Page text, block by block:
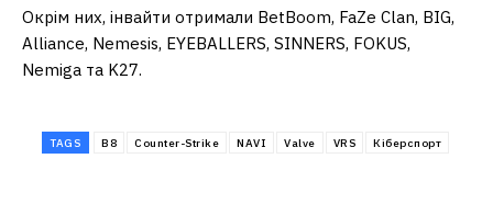
Окрім них, інвайти отримали BetBoom, FaZe Clan, BIG,
Alliance, Nemesis, EYEBALLERS, SINNERS, FOKUS,
Nemiga та K27.
TAGS B8 Counter-Strike NAVI Valve VRS Кіберспорт